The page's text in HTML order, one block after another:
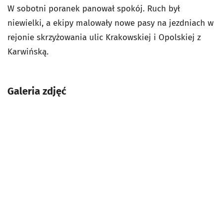
W sobotni poranek panował spokój. Ruch był
niewielki, a ekipy malowały nowe pasy na jezdniach w
rejonie skrzyżowania ulic Krakowskiej i Opolskiej z
Karwińską.
Galeria zdjęć